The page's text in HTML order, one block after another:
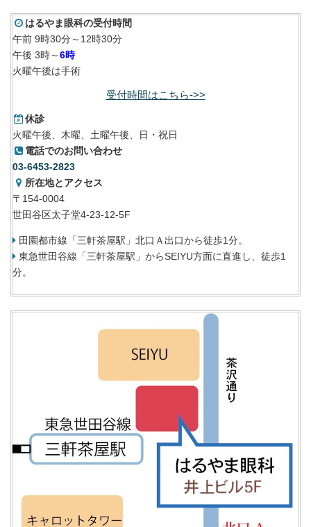
はるやま眼科の受付時間
午前 9時30分～12時30分
午後 3時～6時
火曜午後は手術
受付時間はこちら->>
休診
火曜午後、木曜、土曜午後、日・祝日
電話でのお問い合わせ
03-6453-2823
所在地とアクセス
〒154-0004
世田谷区太子堂4-23-12-5F
田園都市線「三軒茶屋駅」北口Ａ出口から徒歩1分。
東急世田谷線「三軒茶屋駅」からSEIYU方面に直進し、徒歩1
分。